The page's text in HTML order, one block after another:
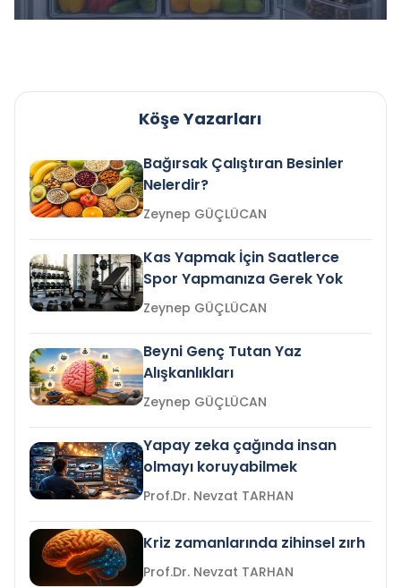
Köşe Yazarları
Bağırsak Çalıştıran Besinler
Nelerdir?
Zeynep GÜÇLÜCAN
Kas Yapmak İçin Saatlerce
Spor Yapmanıza Gerek Yok
Zeynep GÜÇLÜCAN
Beyni Genç Tutan Yaz
Alışkanlıkları
Zeynep GÜÇLÜCAN
Yapay zeka çağında insan
olmayı koruyabilmek
Prof.Dr. Nevzat TARHAN
Kriz zamanlarında zihinsel zırh
Prof.Dr. Nevzat TARHAN